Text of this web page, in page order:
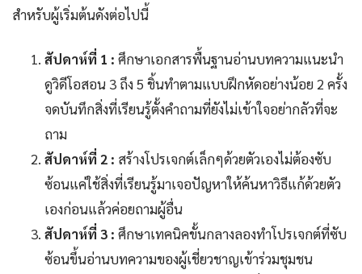
สำหรับผู้เริ่มต้นดังต่อไปนี้
สัปดาห์ที่ 1 : ศึกษาเอกสารพื้นฐานอ่านบทความแนะนำ
ดูวิดีโอสอน 3 ถึง 5 ชิ้นทำตามแบบฝึกหัดอย่างน้อย 2 ครั้ง
จดบันทึกสิ่งที่เรียนรู้ตั้งคำถามที่ยังไม่เข้าใจอย่ากลัวที่จะ
ถาม
สัปดาห์ที่ 2 : สร้างโปรเจกต์เล็กๆด้วยตัวเองไม่ต้องซับ
ซ้อนแค่ใช้สิ่งที่เรียนรู้มาเจอปัญหาให้ค้นหาวิธีแก้ด้วยตัว
เองก่อนแล้วค่อยถามผู้อื่น
สัปดาห์ที่ 3 : ศึกษาเทคนิคขั้นกลางลองทำโปรเจกต์ที่ซับ
ซ้อนขึ้นอ่านบทความของผู้เชี่ยวชาญเข้าร่วมชุมชน